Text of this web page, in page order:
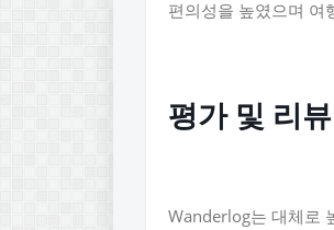
편의성을 높였으며 여
평가 및 리뷰
Wanderlog는 대체로